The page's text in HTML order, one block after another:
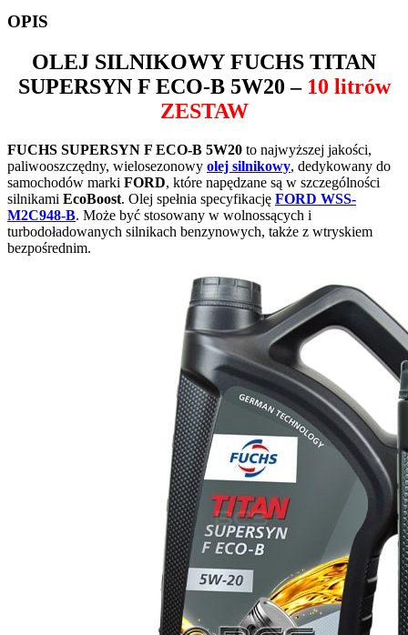
OPIS
OLEJ SILNIKOWY FUCHS TITAN
SUPERSYN F ECO-B 5W20 – 10 litrów
ZESTAW
FUCHS SUPERSYN F ECO-B 5W20 to najwyższej jakości,
paliwooszczędny, wielosezonowy olej silnikowy, dedykowany do
samochodów marki FORD, które napędzane są w szczególności
silnikami EcoBoost. Olej spełnia specyfikację FORD WSS-
M2C948-B. Może być stosowany w wolnossących i
turbodoładowanych silnikach benzynowych, także z wtryskiem
bezpośrednim.